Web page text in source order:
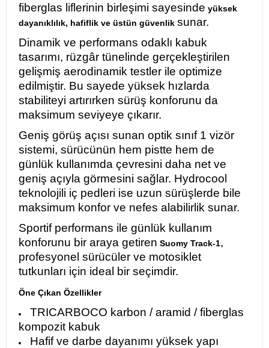
fiberglas liflerinin birleşimi sayesinde yüksek
dayanıklılık, hafiflik ve üstün güvenlik sunar.
Dinamik ve performans odaklı kabuk
tasarımı, rüzgâr tünelinde gerçekleştirilen
gelişmiş aerodinamik testler ile optimize
edilmiştir. Bu sayede yüksek hızlarda
stabiliteyi artırırken sürüş konforunu da
maksimum seviyeye çıkarır.
Geniş görüş açısı sunan optik sınıf 1 vizör
sistemi, sürücünün hem pistte hem de
günlük kullanımda çevresini daha net ve
geniş açıyla görmesini sağlar. Hydrocool
teknolojili iç pedleri ise uzun sürüşlerde bile
maksimum konfor ve nefes alabilirlik sunar.
Sportif performans ile günlük kullanım
konforunu bir araya getiren Suomy Track-1,
profesyonel sürücüler ve motosiklet
tutkunları için ideal bir seçimdir.
Öne Çıkan Özellikler
TRICARBOCO karbon / aramid / fiberglas
kompozit kabuk
Hafif ve darbe dayanımı yüksek yapı